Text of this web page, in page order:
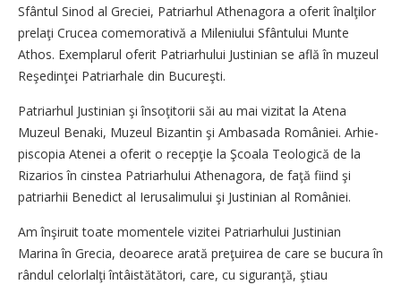
Sfântul Sinod al Greciei, Patriarhul Athenagora a oferit înal­ţi­lor
prelaţi Crucea come­mo­ra­tivă a Mileniului Sfântului Munte
Athos. Exemplarul oferit Patriar­hului Justinian se află în muzeul
Reşedinţei Patriarhale din Bucureşti.
Patriarhul Justinian şi însoţi­to­rii săi au mai vizitat la Atena
Muzeul Benaki, Muzeul Bizantin şi Ambasada României. Arhie­
piscopia Atenei a oferit o recepţie la Şcoala Teologică de la
Rizarios în cinstea Patriarhului Athenagora, de faţă fiind şi
patriarhii Benedict al Ierusalimului şi Justinian al României.
Am înşiruit toate momentele vizitei Patriarhului Justinian
Marina în Grecia, deoarece arată preţuirea de care se bucura în
rândul celorlalţi întâistătători, care, cu siguranţă, ştiau